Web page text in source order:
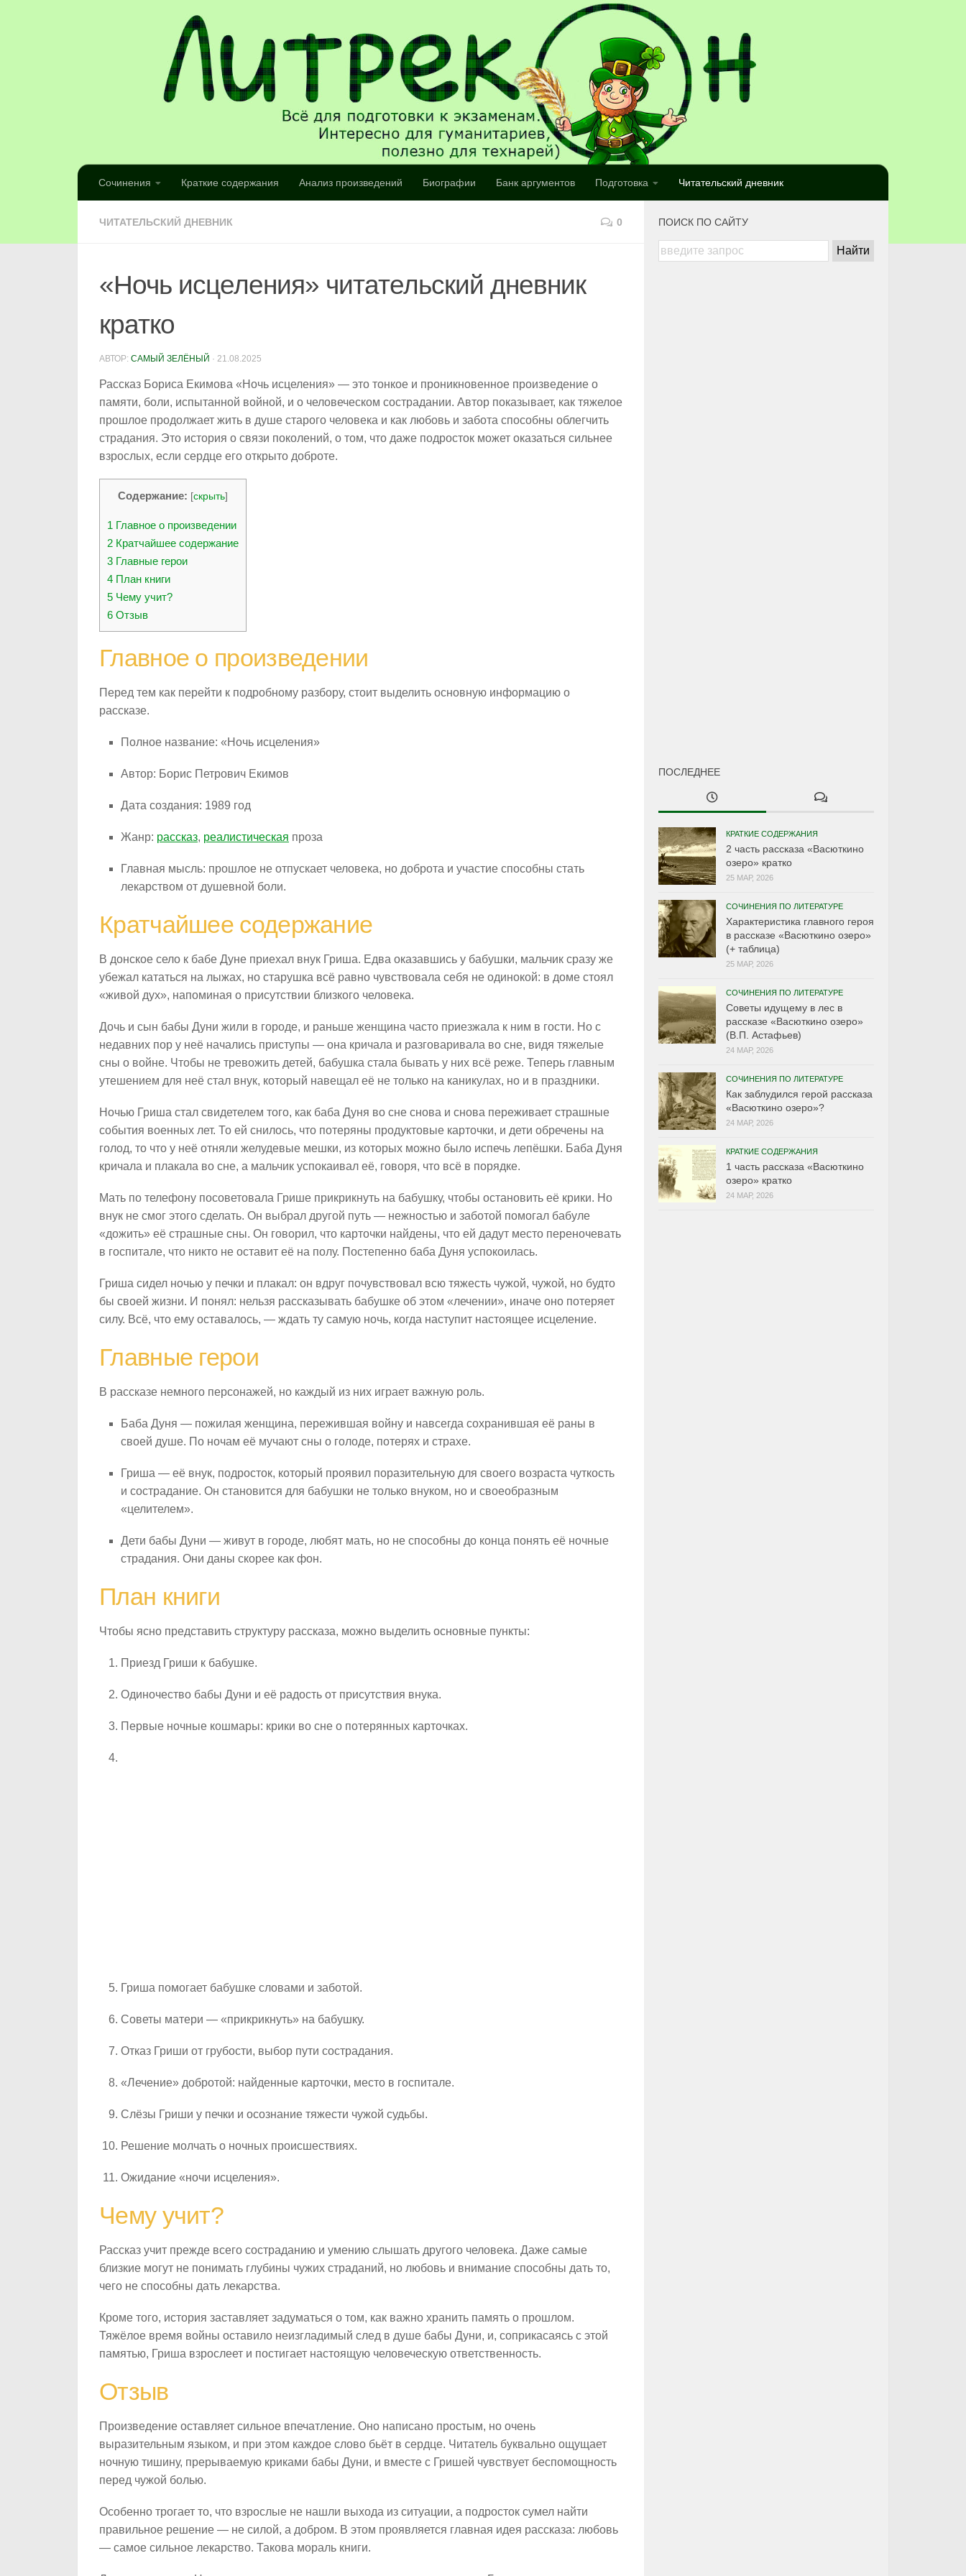
Сочинения Краткие содержания Анализ произведений Биографии Банк аргументов Подготовка Читательский дневник
ЧИТАТЕЛЬСКИЙ ДНЕВНИК 0
«Ночь исцеления» читательский дневник
кратко
АВТОР: САМЫЙ ЗЕЛЁНЫЙ · 21.08.2025
Рассказ Бориса Екимова «Ночь исцеления» — это тонкое и проникновенное произведение о
памяти, боли, испытанной войной, и о человеческом сострадании. Автор показывает, как тяжелое
прошлое продолжает жить в душе старого человека и как любовь и забота способны облегчить
страдания. Это история о связи поколений, о том, что даже подросток может оказаться сильнее
взрослых, если сердце его открыто доброте.
Содержание: [скрыть]
1 Главное о произведении
2 Кратчайшее содержание
3 Главные герои
4 План книги
5 Чему учит?
6 Отзыв
Главное о произведении
Перед тем как перейти к подробному разбору, стоит выделить основную информацию о
рассказе.
Полное название: «Ночь исцеления»
Автор: Борис Петрович Екимов
Дата создания: 1989 год
Жанр: рассказ, реалистическая проза
Главная мысль: прошлое не отпускает человека, но доброта и участие способны стать
лекарством от душевной боли.
Кратчайшее содержание
В донское село к бабе Дуне приехал внук Гриша. Едва оказавшись у бабушки, мальчик сразу же
убежал кататься на лыжах, но старушка всё равно чувствовала себя не одинокой: в доме стоял
«живой дух», напоминая о присутствии близкого человека.
Дочь и сын бабы Дуни жили в городе, и раньше женщина часто приезжала к ним в гости. Но с
недавних пор у неё начались приступы — она кричала и разговаривала во сне, видя тяжелые
сны о войне. Чтобы не тревожить детей, бабушка стала бывать у них всё реже. Теперь главным
утешением для неё стал внук, который навещал её не только на каникулах, но и в праздники.
Ночью Гриша стал свидетелем того, как баба Дуня во сне снова и снова переживает страшные
события военных лет. То ей снилось, что потеряны продуктовые карточки, и дети обречены на
голод, то что у неё отняли желудевые мешки, из которых можно было испечь лепёшки. Баба Дуня
кричала и плакала во сне, а мальчик успокаивал её, говоря, что всё в порядке.
Мать по телефону посоветовала Грише прикрикнуть на бабушку, чтобы остановить её крики. Но
внук не смог этого сделать. Он выбрал другой путь — нежностью и заботой помогал бабуле
«дожить» её страшные сны. Он говорил, что карточки найдены, что ей дадут место переночевать
в госпитале, что никто не оставит её на полу. Постепенно баба Дуня успокоилась.
Гриша сидел ночью у печки и плакал: он вдруг почувствовал всю тяжесть чужой, чужой, но будто
бы своей жизни. И понял: нельзя рассказывать бабушке об этом «лечении», иначе оно потеряет
силу. Всё, что ему оставалось, — ждать ту самую ночь, когда наступит настоящее исцеление.
Главные герои
В рассказе немного персонажей, но каждый из них играет важную роль.
Баба Дуня — пожилая женщина, пережившая войну и навсегда сохранившая её раны в
своей душе. По ночам её мучают сны о голоде, потерях и страхе.
Гриша — её внук, подросток, который проявил поразительную для своего возраста чуткость
и сострадание. Он становится для бабушки не только внуком, но и своеобразным
«целителем».
Дети бабы Дуни — живут в городе, любят мать, но не способны до конца понять её ночные
страдания. Они даны скорее как фон.
План книги
Чтобы ясно представить структуру рассказа, можно выделить основные пункты:
Приезд Гриши к бабушке.
Одиночество бабы Дуни и её радость от присутствия внука.
Первые ночные кошмары: крики во сне о потерянных карточках.
Гриша помогает бабушке словами и заботой.
Советы матери — «прикрикнуть» на бабушку.
Отказ Гриши от грубости, выбор пути сострадания.
«Лечение» добротой: найденные карточки, место в госпитале.
Слёзы Гриши у печки и осознание тяжести чужой судьбы.
Решение молчать о ночных происшествиях.
Ожидание «ночи исцеления».
Чему учит?
Рассказ учит прежде всего состраданию и умению слышать другого человека. Даже самые
близкие могут не понимать глубины чужих страданий, но любовь и внимание способны дать то,
чего не способны дать лекарства.
Кроме того, история заставляет задуматься о том, как важно хранить память о прошлом.
Тяжёлое время войны оставило неизгладимый след в душе бабы Дуни, и, соприкасаясь с этой
памятью, Гриша взрослеет и постигает настоящую человеческую ответственность.
Отзыв
Произведение оставляет сильное впечатление. Оно написано простым, но очень
выразительным языком, и при этом каждое слово бьёт в сердце. Читатель буквально ощущает
ночную тишину, прерываемую криками бабы Дуни, и вместе с Гришей чувствует беспомощность
перед чужой болью.
Особенно трогает то, что взрослые не нашли выхода из ситуации, а подросток сумел найти
правильное решение — не силой, а добром. В этом проявляется главная идея рассказа: любовь
— самое сильное лекарство. Такова мораль книги.
ПОИСК ПО САЙТУ
ПОСЛЕДНЕЕ
КРАТКИЕ СОДЕРЖАНИЯ
2 часть рассказа «Васюткино
озеро» кратко
25 МАР, 2026
СОЧИНЕНИЯ ПО ЛИТЕРАТУРЕ
Характеристика главного героя
в рассказе «Васюткино озеро»
(+ таблица)
25 МАР, 2026
СОЧИНЕНИЯ ПО ЛИТЕРАТУРЕ
Советы идущему в лес в
рассказе «Васюткино озеро»
(В.П. Астафьев)
24 МАР, 2026
СОЧИНЕНИЯ ПО ЛИТЕРАТУРЕ
Как заблудился герой рассказа
«Васюткино озеро»?
24 МАР, 2026
КРАТКИЕ СОДЕРЖАНИЯ
1 часть рассказа «Васюткино
озеро» кратко
24 МАР, 2026